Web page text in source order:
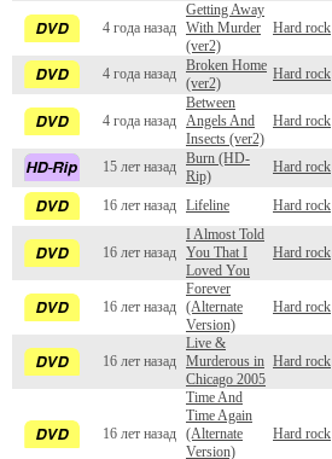
4 года назад
Getting Away
With Murder
(ver2)
Hard rock
4 года назад
Broken Home
(ver2)
Hard rock
4 года назад
Between
Angels And
Insects (ver2)
Hard rock
15 лет назад
Burn (HD-
Rip)
Hard rock
16 лет назад Lifeline Hard rock
16 лет назад
I Almost Told
You That I
Loved You
Hard rock
16 лет назад
Forever
(Alternate
Version)
Hard rock
16 лет назад
Live &
Murderous in
Chicago 2005
Hard rock
16 лет назад
Time And
Time Again
(Alternate
Version)
Hard rock